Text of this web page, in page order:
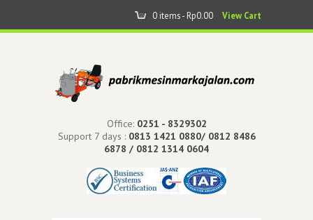
0 items - Rp0.00 View Cart
Office: 0251 - 8329302
Support 7 days : 0813 1421 0880/ 0812 8486
6878 / 0812 1314 0604